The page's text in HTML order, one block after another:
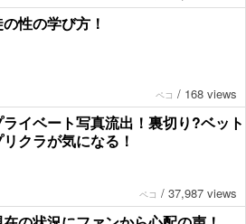
性の学び方！
ペコ / 168 views
イベート写真流出！裏切り?ベット
クラが気になる！
ペコ / 37,987 views